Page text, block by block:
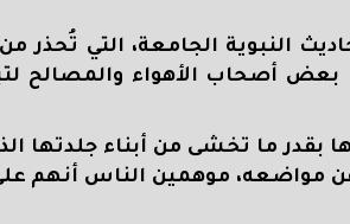
النبوية الجامعة، التي تُحذر
أصحاب الأهواء والمصالح
بقدر ما تخشى من أبناء جلدتها
مواضعه، موهمين الناس أنهم